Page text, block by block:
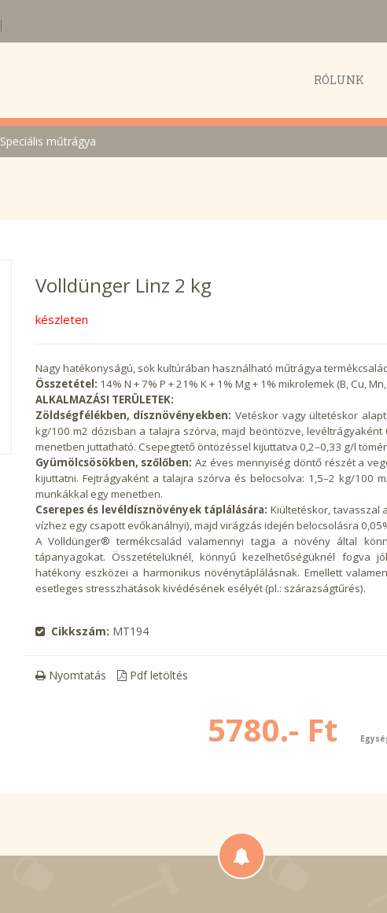
RÓLUNK
Speciális műtrágya
Volldünger Linz 2 kg
készleten
Nagy hatékonyságú, sok kultúrában használható műtrágya
Összetétel: 14% N + 7% P + 21% K + 1% Mg + 1% mikrolemek (B, Cu, Mn,
ALKALMAZÁSI TERÜLETEK:
Zöldségfélékben, dísznövényekben: Vetéskor vagy ültetéskor
kg/100 m2 dózisban a talajra szórva, majd beöntözve,
menetben juttatható. Csepegtető öntözéssel kijuttatva 0,2–0,33 g/l
Gyümölcsösökben, szőlőben: Az éves mennyiség döntő részét a
kijuttatni. Fejtrágyaként a talajra szórva és belocsolva: 1,5–2 kg/100
munkákkal egy menetben.
Cserepes és levéldísznövények táplálására: Kiültetéskor, tavasszal
vízhez egy csapott evőkanálnyi), majd virágzás idején belocsolásra
A Volldünger® termékcsalád valamennyi tagja a növény által
tápanyagokat. Összetételüknél, könnyű kezelhetőségüknél fogva
hatékony eszközei a harmonikus növénytáplálásnak. Emellett
esetleges stresszhatások kivédésének esélyét (pl.: szárazságtűrés).
Cikkszám: MT194
Nyomtatás Pdf letöltés
5780.- Ft